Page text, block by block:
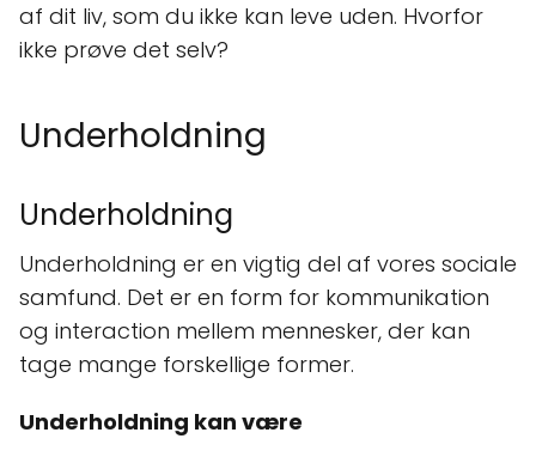
af dit liv, som du ikke kan leve uden. Hvorfor
ikke prøve det selv?
Underholdning
Underholdning
Underholdning er en vigtig del af vores sociale
samfund. Det er en form for kommunikation
og interaction mellem mennesker, der kan
tage mange forskellige former.
Underholdning kan være